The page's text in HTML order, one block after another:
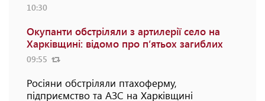
10:30
Окупанти обстріляли з артилерії село на
Харківщині: відомо про п’ятьох загиблих
09:55
Росіяни обстріляли птахоферму,
підприємство та АЗС на Харківщині